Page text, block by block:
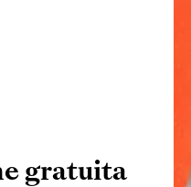
gratuita